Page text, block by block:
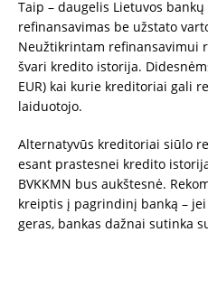
Taip – daugelis Lietuvos
refinansavimas be užstato
Neužtikrintam refinansavimui
švari kredito istorija.
EUR) kai kurie kreditoriai gali
laiduotojo.
Alternatyvūs kreditoriai siūlo
esant prastesnei kredito
BVKKMN bus aukštesnė.
kreiptis į pagrindinį banką –
geras, bankas dažnai sutinka